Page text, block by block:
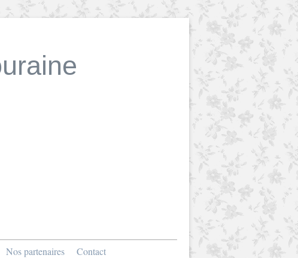
Nos partenaires Contact